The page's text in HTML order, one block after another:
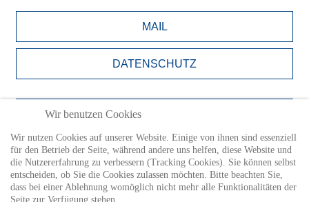
MAIL
DATENSCHUTZ
BILDNACHWEISE
LOGIN
Wir benutzen Cookies
Wir nutzen Cookies auf unserer Website. Einige von ihnen sind essenziell
für den Betrieb der Seite, während andere uns helfen, diese Website und
die Nutzererfahrung zu verbessern (Tracking Cookies). Sie können selbst
entscheiden, ob Sie die Cookies zulassen möchten. Bitte beachten Sie,
dass bei einer Ablehnung womöglich nicht mehr alle Funktionalitäten der
Seite zur Verfügung stehen.